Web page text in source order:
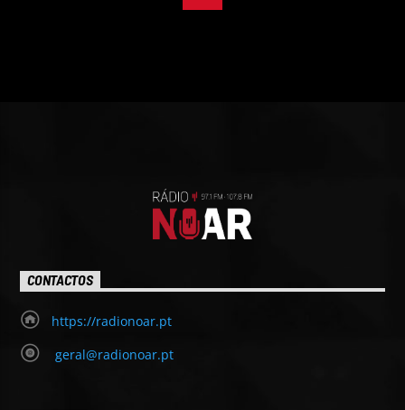
CONTACTOS
https://radionoar.pt
geral@radionoar.pt